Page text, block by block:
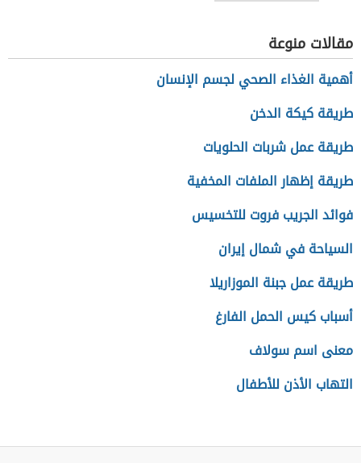
مقالات منوعة
أهمية الغذاء الصحي لجسم الإنسان
طريقة كيكة الدخن
طريقة عمل شربات الحلويات
طريقة إظهار الملفات المخفية
فوائد الجريب فروت للتخسيس
السياحة في شمال إيران
طريقة عمل جبنة الموزاريلا
أسباب كيس الحمل الفارغ
معنى اسم سولاف
التهاب الأذن للأطفال